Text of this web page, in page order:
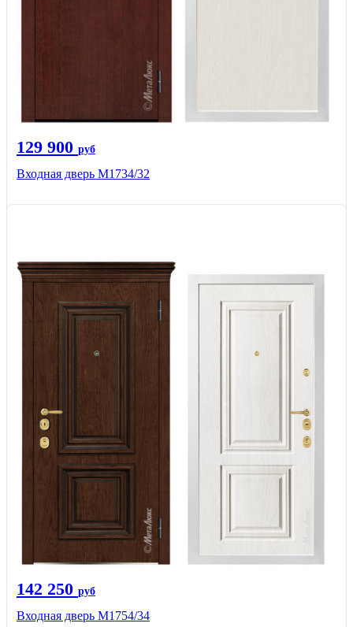
129 900 руб
Входная дверь М1734/32
142 250 руб
Входная дверь М1754/34